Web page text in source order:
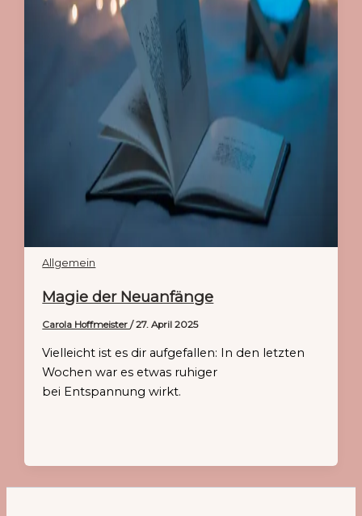
Allgemein
Magie der Neuanfänge
Carola Hoffmeister/27. April 2025
Vielleicht ist es dir aufgefallen: In den letzten
Wochen war es etwas ruhiger
bei Entspannung wirkt.